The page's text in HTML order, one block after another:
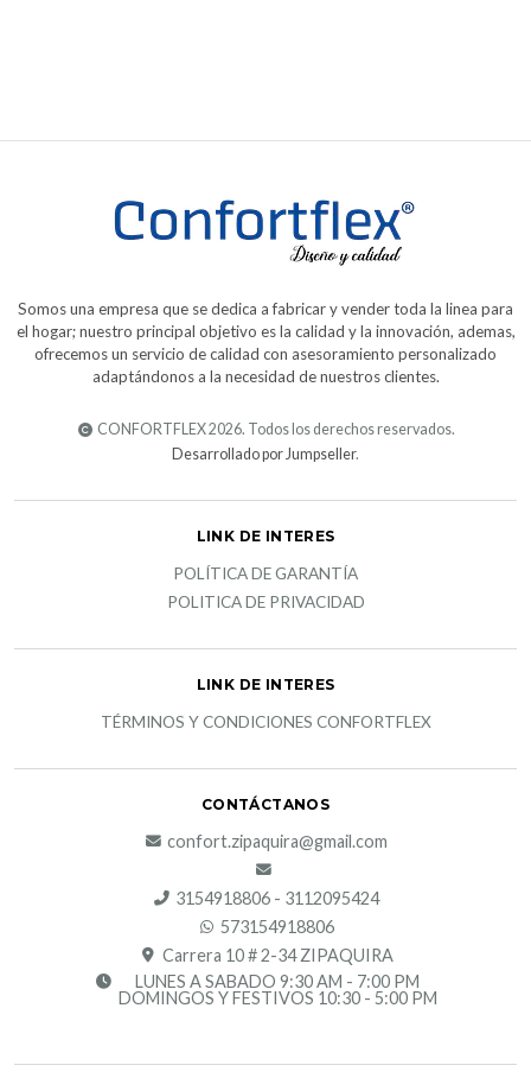
Somos una empresa que se dedica a fabricar y vender toda la linea para
el hogar; nuestro principal objetivo es la calidad y la innovación, ademas,
ofrecemos un servicio de calidad con asesoramiento personalizado
adaptándonos a la necesidad de nuestros clientes.
CONFORTFLEX 2026. Todos los derechos reservados.
Desarrollado por Jumpseller.
LINK DE INTERES
POLÍTICA DE GARANTÍA
POLITICA DE PRIVACIDAD
LINK DE INTERES
TÉRMINOS Y CONDICIONES CONFORTFLEX
CONTÁCTANOS
confort.zipaquira@gmail.com
3154918806 - 3112095424
573154918806
Carrera 10 # 2-34 ZIPAQUIRA
LUNES A SABADO 9:30 AM - 7:00 PM
DOMINGOS Y FESTIVOS 10:30 - 5:00 PM